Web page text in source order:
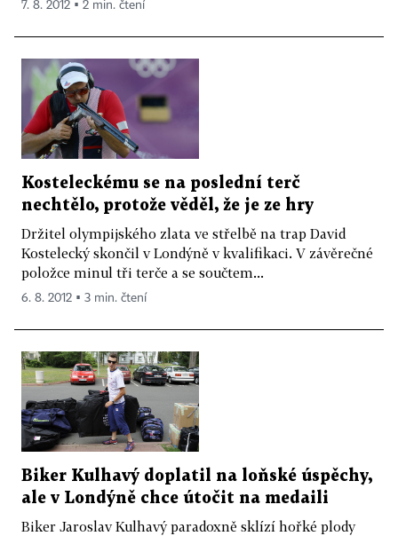
7. 8. 2012 ▪ 2 min. čtení
Kosteleckému se na poslední terč
nechtělo, protože věděl, že je ze hry
Držitel olympijského zlata ve střelbě na trap David
Kostelecký skončil v Londýně v kvalifikaci. V závěrečné
položce minul tři terče a se součtem...
6. 8. 2012 ▪ 3 min. čtení
Biker Kulhavý doplatil na loňské úspěchy,
ale v Londýně chce útočit na medaili
Biker Jaroslav Kulhavý paradoxně sklízí hořké plody